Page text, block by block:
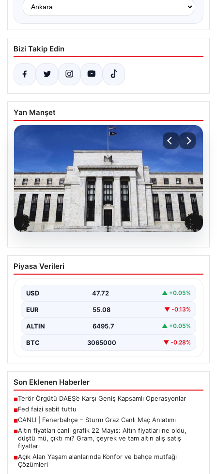
Bizi Takip Edin
Yan Manşet
Fed faizi sabit tuttu
Piyasa Verileri
USD 47.72 ▲ +0.05%
EUR 55.08 ▼ -0.13%
ALTIN 6495.7 ▲ +0.05%
BTC 3065000 ▼ -0.28%
Son Eklenen Haberler
■Terör Örgütü DAEŞ’e Karşı Geniş Kapsamlı Operasyonlar
■Fed faizi sabit tuttu
■CANLI | Fenerbahçe – Sturm Graz Canlı Maç Anlatımı
■Altın fiyatları canlı grafik 22 Mayıs: Altın fiyatları ne oldu,
düştü mü, çıktı mı? Gram, çeyrek ve tam altın alış satış
fiyatları
■Açık Alan Yaşam alanlarında Konfor ve bahçe mutfağı
Çözümleri